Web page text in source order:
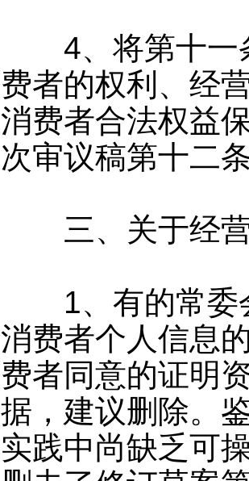
4、将第十一条
费者的权利、经
消费者合法权益
次审议稿第十二
三、关于经营
1、有的常委
消费者个人信息
费者同意的证明
据，建议删除。
实践中尚缺乏可